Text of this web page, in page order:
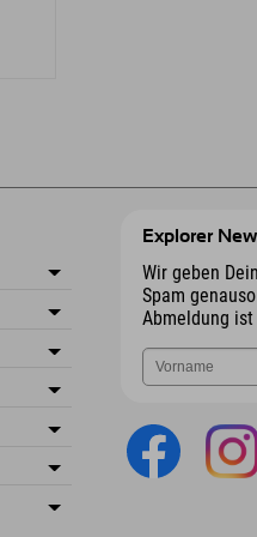
Explorer
Wir geben
Spam
Abmeldung